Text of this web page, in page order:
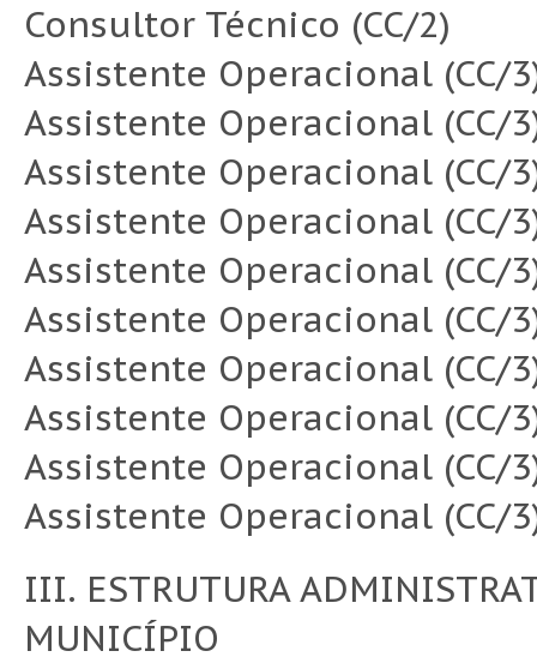
Consultor Técnico (CC/2)
Assistente Operacional (CC/
Assistente Operacional (CC/
Assistente Operacional (CC/
Assistente Operacional (CC/
Assistente Operacional (CC/
Assistente Operacional (CC/
Assistente Operacional (CC/
Assistente Operacional (CC/
Assistente Operacional (CC/
Assistente Operacional (CC/
III. ESTRUTURA
MUNICÍPIO